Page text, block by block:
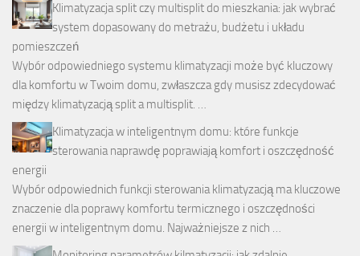
Klimatyzacja split czy multisplit do mieszkania: jak wybrać
system dopasowany do metrażu, budżetu i układu
pomieszczeń
Wybór odpowiedniego systemu klimatyzacji może być kluczowy
dla komfortu w Twoim domu, zwłaszcza gdy musisz zdecydować
między klimatyzacją split a multisplit. …
Klimatyzacja w inteligentnym domu: które funkcje
sterowania naprawdę poprawiają komfort i oszczędność
energii
Wybór odpowiednich funkcji sterowania klimatyzacją ma kluczowe
znaczenie dla poprawy komfortu termicznego i oszczędności
energii w inteligentnym domu. Najważniejsze z nich …